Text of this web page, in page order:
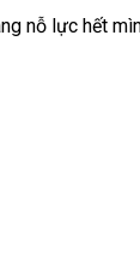
nỗ lực hết